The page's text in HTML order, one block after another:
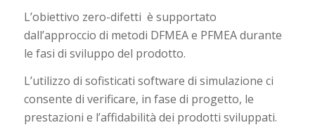
L’obiettivo zero-difetti è supportato
dall’approccio di metodi DFMEA e PFMEA durante
le fasi di sviluppo del prodotto.
L’utilizzo di sofisticati software di simulazione ci
consente di verificare, in fase di progetto, le
prestazioni e l’affidabilità dei prodotti sviluppati.